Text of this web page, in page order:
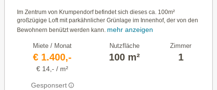
Im Zentrum von Krumpendorf befindet sich dieses ca. 100m²
großzügige Loft mit parkähnlicher Grünlage im Innenhof, der von den
Bewohnern benützt werden kann. mehr anzeigen
Miete / Monat
€ 1.400,-
€ 14,- / m²
Gesponsert
Nutzfläche
100 m²
Zimmer
1